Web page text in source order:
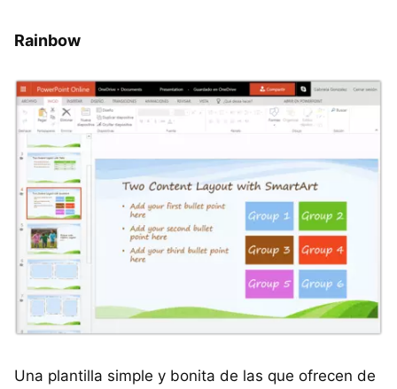
Rainbow
Una plantilla simple y bonita de las que ofrecen de